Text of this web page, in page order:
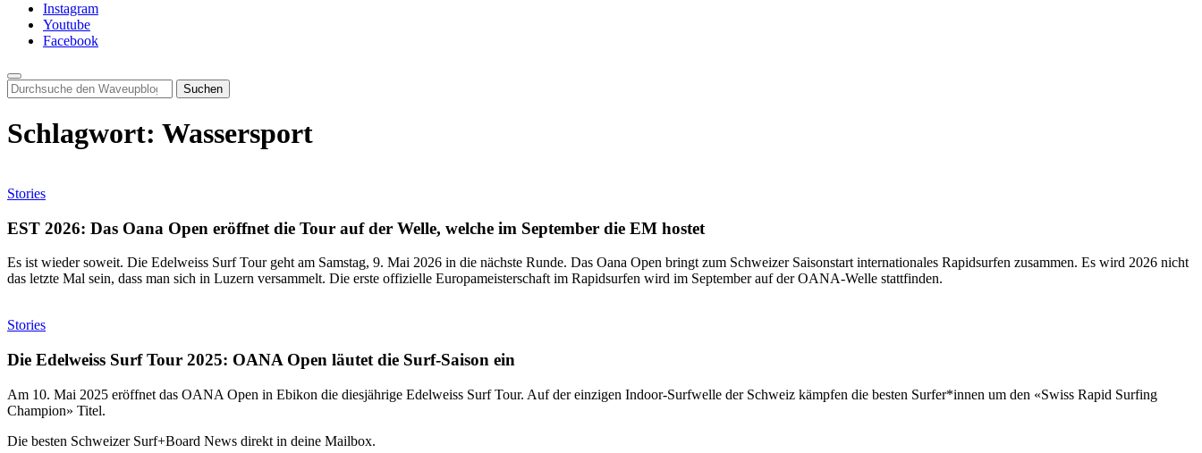
Instagram
Youtube
Facebook
Search
for:
Schlagwort: Wassersport
Stories
EST 2026: Das Oana Open eröffnet die Tour auf der Welle, welche im September die EM hostet
Es ist wieder soweit. Die Edelweiss Surf Tour geht am Samstag, 9. Mai 2026 in die nächste Runde. Das Oana Open bringt zum Schweizer Saisonstart internationales Rapidsurfen zusammen. Es wird 2026 nicht
das letzte Mal sein, dass man sich in Luzern versammelt. Die erste offizielle Europameisterschaft im Rapidsurfen wird im September auf der OANA-Welle stattfinden.
Stories
Die Edelweiss Surf Tour 2025: OANA Open läutet die Surf-Saison ein
Am 10. Mai 2025 eröffnet das OANA Open in Ebikon die diesjährige Edelweiss Surf Tour. Auf der einzigen Indoor-Surfwelle der Schweiz kämpfen die besten Surfer*innen um den «Swiss Rapid Surfing
Champion» Titel.
Die besten Schweizer Surf+Board News direkt in deine Mailbox.